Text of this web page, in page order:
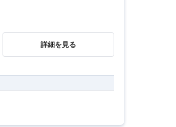
詳細を見る